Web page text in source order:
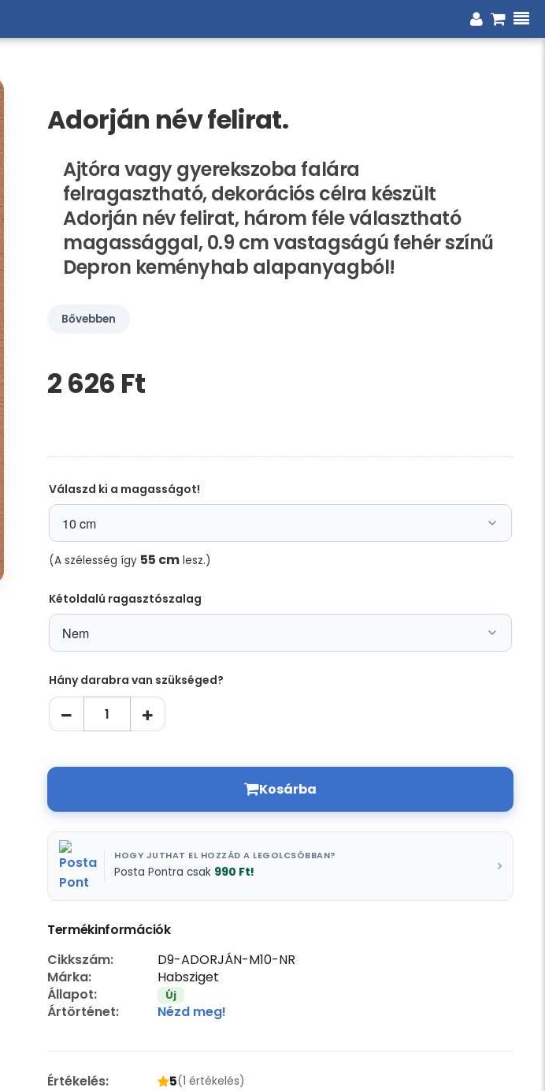
Adorján név felirat.
Ajtóra vagy gyerekszoba falára
felragasztható, dekorációs célra készült
Adorján név felirat, három féle választható
magassággal, 0.9 cm vastagságú fehér színű
Depron keményhab alapanyagból!
Bővebben
Kérem,
hagyja
2 626 Ft‎
Válaszd ki a magasságot!
(A szélesség így 55 cm lesz.)
Kétoldalú ragasztószalag
Hány darabra van szükséged?
Kosárba
HOGY JUTHAT EL HOZZÁD A LEGOLCSÓBBAN?
Posta Pontra csak 990 Ft!
Termékinformációk
Cikkszám:
D9-ADORJÁN-M10-NR
Márka:
Habsziget
Állapot:
Új
Ártörténet: Nézd meg!
Értékelés: 5(1 értékelés)